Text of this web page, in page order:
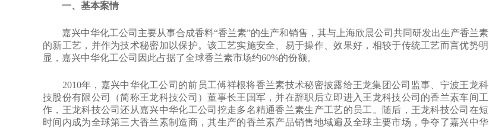
一、基本案情
嘉兴中华化工公司主要从事合成香料“香兰素”的生产和销售，其与上海欣晨公司共同研发出生产香兰素
的新工艺，并作为技术秘密加以保护。该工艺实施安全、易于操作、效果好，相较于传统工艺而言优势明
显，嘉兴中华化工公司因此占据了全球香兰素市场约60%的份额。
2010年，嘉兴中华化工公司的前员工傅祥根将香兰素技术秘密披露给王龙集团公司监事、宁波王龙科
技股份有限公司（简称王龙科技公司）董事长王国军，并在辞职后立即进入王龙科技公司的香兰素车间工
作，王龙科技公司还从嘉兴中华化工公司挖走多名精通香兰素生产工艺的员工。随后，王龙科技公司在短
时间内成为全球第三大香兰素制造商，其生产的香兰素产品销售地域遍及全球主要市场，争夺了嘉兴中华